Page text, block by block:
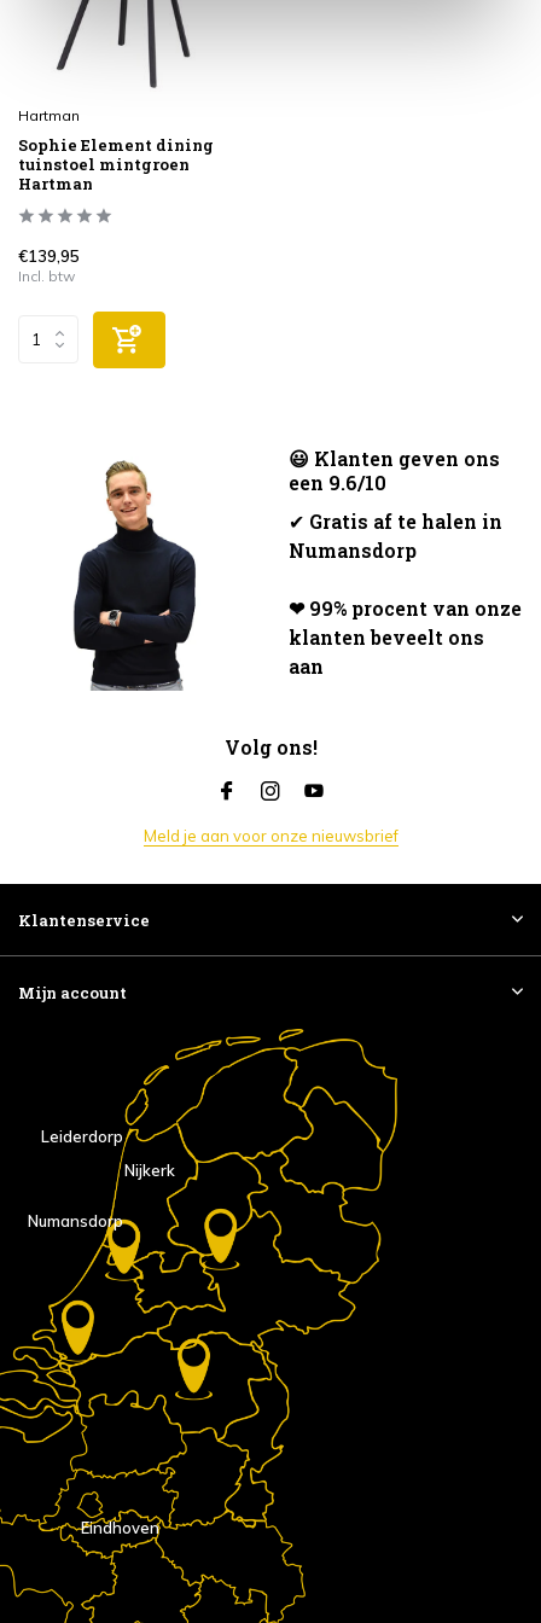
Hartman
Sophie Element dining
tuinstoel mintgroen
Hartman
€139,95
Incl. btw
😃 Klanten geven ons
een 9.6/10
✔ Gratis af te halen in
Numansdorp
❤ 99% procent van onze
klanten beveelt ons
aan
Volg ons!
Meld je aan voor onze nieuwsbrief
Klantenservice
Mijn account
Eindhoven
Nijkerk
Numansdorp
Leiderdorp